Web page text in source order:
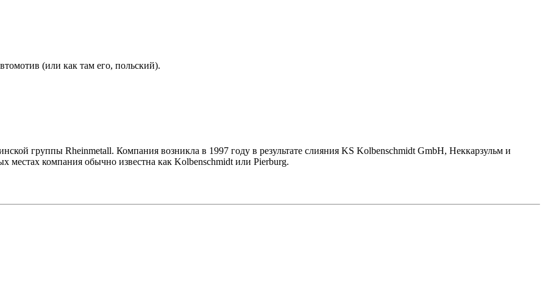
(или как там его, польский).
группы Rheinmetall. Компания возникла в 1997 году в результате слияния KS Kolbenschmidt GmbH, Неккарзульм и
компания обычно известна как Kolbenschmidt или Pierburg.